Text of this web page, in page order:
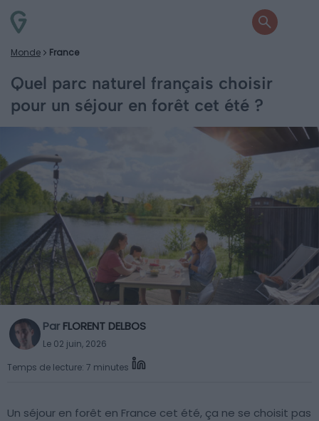
Monde France
Quel parc naturel français choisir
pour un séjour en forêt cet été ?
Par FLORENT DELBOS
Le 02 juin, 2026
Temps de lecture: 7 minutes
Un séjour en forêt en France cet été, ça ne se choisit pas